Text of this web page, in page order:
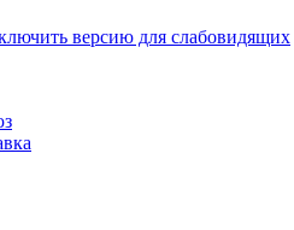
версию для слабовидящих